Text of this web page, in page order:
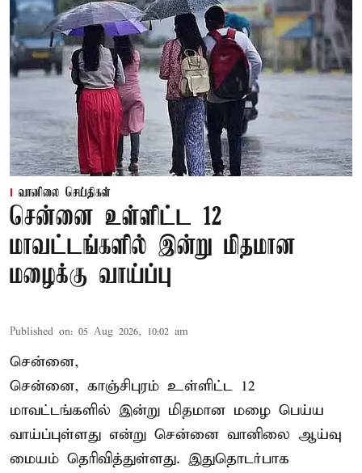
வானிலை செய்திகள்
சென்னை உள்ளிட்ட 12
மாவட்டங்களில் இன்று மிதமான
மழைக்கு வாய்ப்பு
Published on: 05 Aug 2026, 10:02 am
சென்னை,
சென்னை, காஞ்சிபுரம் உள்ளிட்ட 12
மாவட்டங்களில் இன்று மிதமான மழை பெய்ய
வாய்ப்புள்ளது என்று சென்னை வானிலை ஆய்வு
மையம் தெரிவித்துள்ளது. இதுதொடர்பாக